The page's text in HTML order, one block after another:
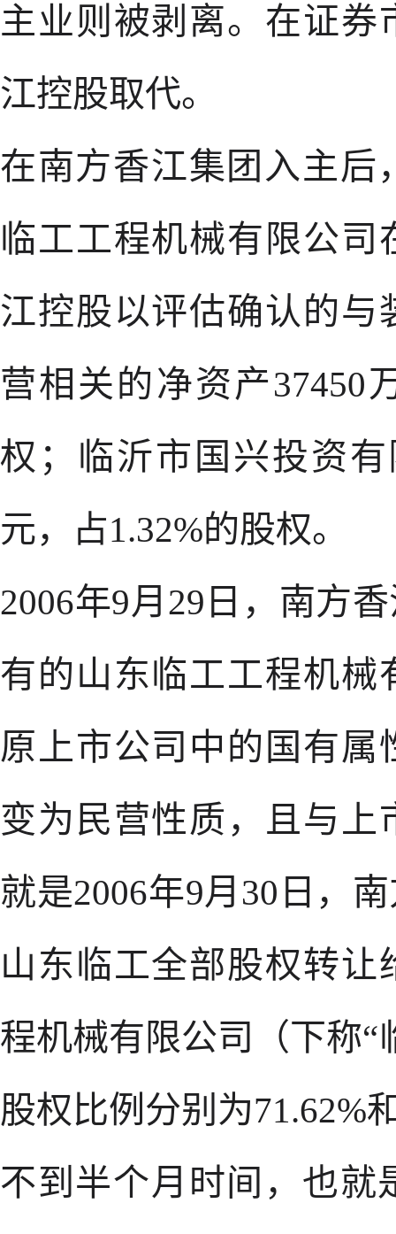
主业则被剥离。在证券
江控股取代。
在南方香江集团入主后
临工工程机械有限公
江控股以评估确认的与
营相关的净资产37450
权；临沂市国兴投资
元，占1.32%的股权。
2006年9月29日，南方
有的山东临工工程机械
原上市公司中的国有属
变为民营性质，且与上
就是2006年9月30日，
山东临工全部股权转
程机械有限公司（下称
股权比例分别为71.62%
不到半个月时间，也就